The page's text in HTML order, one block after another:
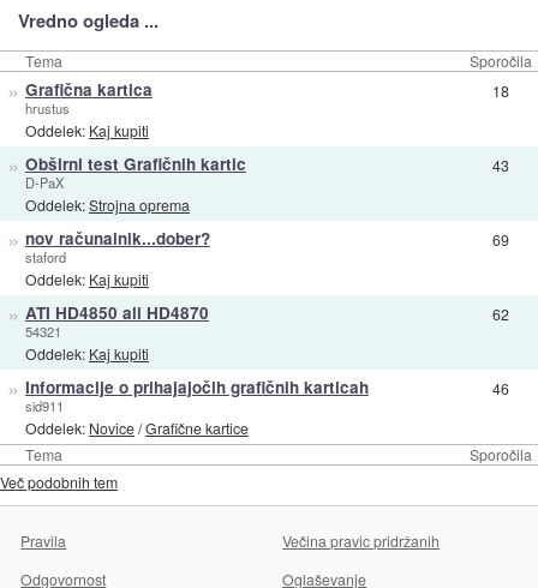
Vredno ogleda ...
Tema Sporočila
Tema Sporočila
» Grafična kartica
hrustus
Oddelek: Kaj kupiti
18
» Obširni test Grafičnih kartic
D-PaX
Oddelek:Strojna oprema
43
» nov računalnik...dober?
staford
Oddelek: Kaj kupiti
69
» ATI HD4850 ali HD4870
54321
Oddelek: Kaj kupiti
62
» Informacije o prihajajočih grafičnih karticah
sid911
Oddelek: Novice/Grafične kartice
46
Več podobnih tem
Pravila
Večina pravic pridržanih
Odgovornost
Oglaševanje